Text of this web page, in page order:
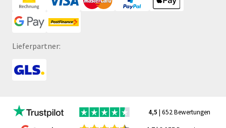
Lieferpartner:
4,5 | 652 Bewertungen